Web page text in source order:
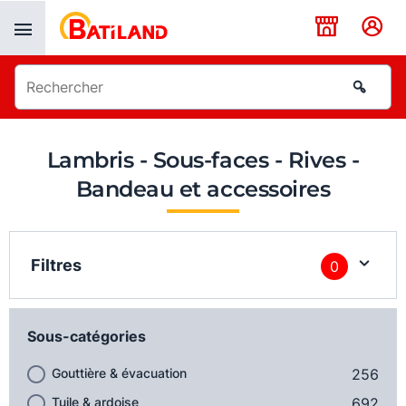
Lambris - Sous-faces - Rives -
Bandeau et accessoires
Filtres 0
Sous-catégories
Gouttière & évacuation 256
Tuile & ardoise
Panneau de gestion des cookies